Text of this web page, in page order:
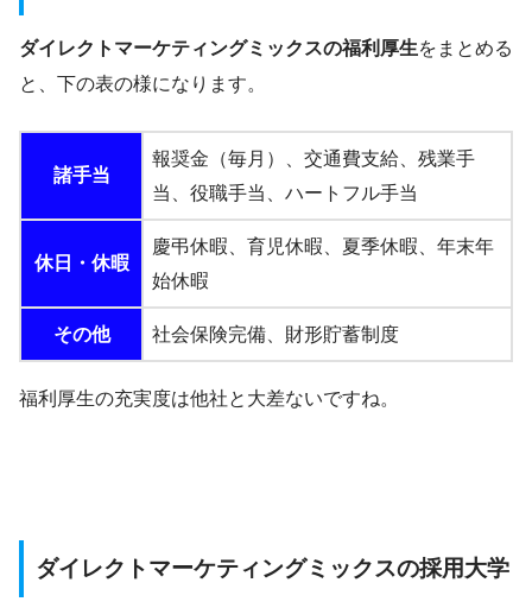
ダイレクトマーケティングミックスの福利厚生をまとめる
と、下の表の様になります。
諸手当
報奨金（毎月）、交通費支給、残業手
当、役職手当、ハートフル手当
休日・休暇
慶弔休暇、育児休暇、夏季休暇、年末年
始休暇
その他 社会保険完備、財形貯蓄制度
福利厚生の充実度は他社と大差ないですね。
ダイレクトマーケティングミックスの採用大学